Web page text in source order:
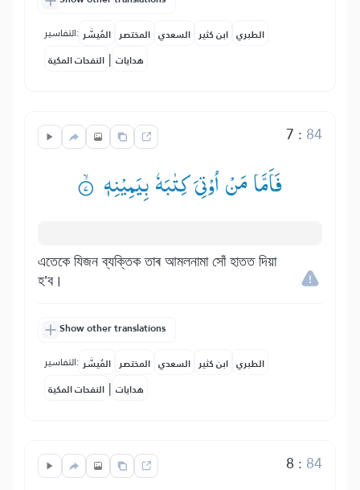
التفاسير: المُيسَّر المختصر السعدي ابن كثير الطبري
النفحات المكية | هدايات
7 : 84
فَاَمَّا مَنْ اُوْتِیَ كِتٰبَهٗ بِیَمِیْنِهٖ ۟ۙ
এতেকে যিজন ব্যক্তিক তাৰ আমলনামা সোঁ হাতত দিয়া
হ’ব।
Show other translations
التفاسير: المُيسَّر المختصر السعدي ابن كثير الطبري
النفحات المكية | هدايات
8 : 84